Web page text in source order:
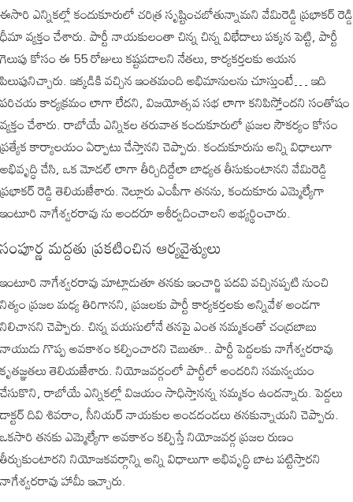
ఈసారి ఎన్నికల్లో కందుకూరులో చరిత్ర సృష్టించబోతున్నామని వేమిరెడ్డి ప్రభాకర్ రెడ్డి
ధీమా వ్యక్తం చేశారు. పార్టీ నాయకులంతా చిన్న చిన్న విభేదాలు పక్కన పెట్టి, పార్టీ
గెలుపు కోసం ఈ 55 రోజులు కష్టపడాలని నేతలు, కార్యకర్తలకు ఆయన
పిలుపునిచ్చారు. ఇక్కడికి వచ్చిన ఇంతమంది అభిమానులను చూస్తుంటే… ఇది
పరిచయ కార్యక్రమం లాగా లేదని, విజయోత్సవ సభ లాగా కనిపిస్తోందని సంతోషం
వ్యక్తం చేశారు. రాబోయే ఎన్నికల తరువాత కందుకూరులో ప్రజల సౌకర్యం కోసం
ప్రత్యేక కార్యాలయం ఏర్పాటు చేస్తానని చెప్పారు. కందుకూరును అన్ని విధాలుగా
అభివృద్ధి చేసి, ఒక మోడల్ లాగా తీర్చిదిద్దేలా బాధ్యత తీసుకుంటానని వేమిరెడ్డి
ప్రభాకర్ రెడ్డి తెలియజేశారు. నెల్లూరు ఎంపీగా తనను, కందుకూరు ఎమ్మెల్యేగా
ఇంటూరి నాగేశ్వరరావు ను అందరూ ఆశీర్వదించాలని అభ్యర్థించారు.
సంపూర్ణ మద్దతు ప్రకటించిన ఆర్యవైశ్యులు
ఇంటూరి నాగేశ్వరరావు మాట్లాడుతూ తనకు ఇంచార్జి పదవి వచ్చినప్పటి నుంచి
నిత్యం ప్రజల మధ్య తిరిగానని, ప్రజలకు పార్టీ కార్యకర్తలకు అన్నివేళ అండగా
నిలిచానని చెప్పారు. చిన్న వయసులోనే తనపై ఎంత నమ్మకంతో చంద్రబాబు
నాయుడు గొప్ప అవకాశం కల్పించారని చెబుతూ.. పార్టీ పెద్దలకు నాగేశ్వరరావు
కృతజ్ఞతలు తెలియజేశారు. నియోజవర్గంలో పార్టీలో అందరిని సమన్వయం
చేసుకొని, రాబోయే ఎన్నికల్లో విజయం సాధిస్తానన్న నమ్మకం ఉందన్నారు. పెద్దలు
డాక్టర్ దివి శివరాం, సీనియర్ నాయకుల అండదండలు తనకున్నాయని చెప్పారు.
ఒకసారి తనకు ఎమ్మెల్యేగా అవకాశం కల్పిస్తే నియోజవర్గ ప్రజల రుణం
తీర్చుకుంటారని నియోజకవర్గాన్ని అన్ని విధాలుగా అభివృద్ధి బాట పట్టిస్తారని
నాగేశ్వరరావు హామీ ఇచ్చారు.